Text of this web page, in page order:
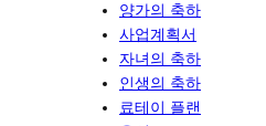
양가의 축하
사업계획서
자녀의 축하
인생의 축하
료테이 플랜